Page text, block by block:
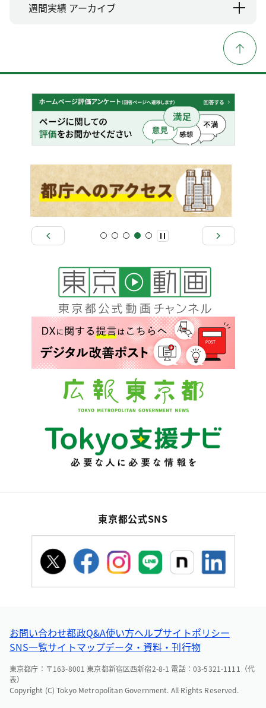
週間実績 アーカイブ
東京都公式SNS
お問い合わせ都政Q&A使い方ヘルプサイトポリシー
SNS一覧サイトマップデータ・資料・刊行物
東京都庁：〒163-8001 東京都新宿区西新宿2-8-1 電話：03-5321-1111（代
表）
Copyright (C) Tokyo Metropolitan Government. All Rights Reserved.